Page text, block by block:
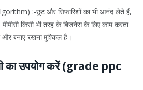
:-छूट और सिफारिशों का भी आनंद लेते हैं,
किसी भी तरह के बिजनेस के लिए काम करता
और बनाए रखना मुश्किल है।
का उपयोग करें (grade ppc